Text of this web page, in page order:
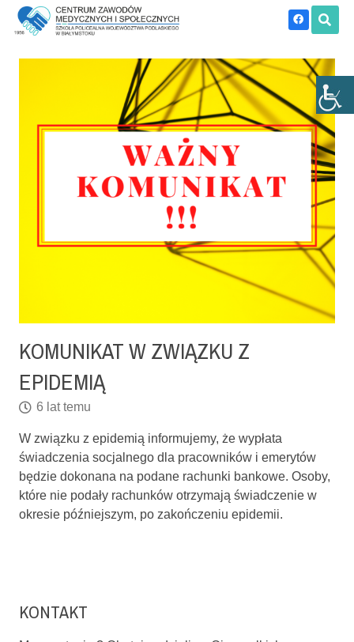
KOMUNIKAT W ZWIĄZKU Z
EPIDEMIĄ
6 lat temu
W związku z epidemią informujemy, że wypłata
świadczenia socjalnego dla pracowników i emerytów
będzie dokonana na podane rachunki bankowe. Osoby,
które nie podały rachunków otrzymają świadczenie w
okresie późniejszym, po zakończeniu epidemii.
KONTAKT